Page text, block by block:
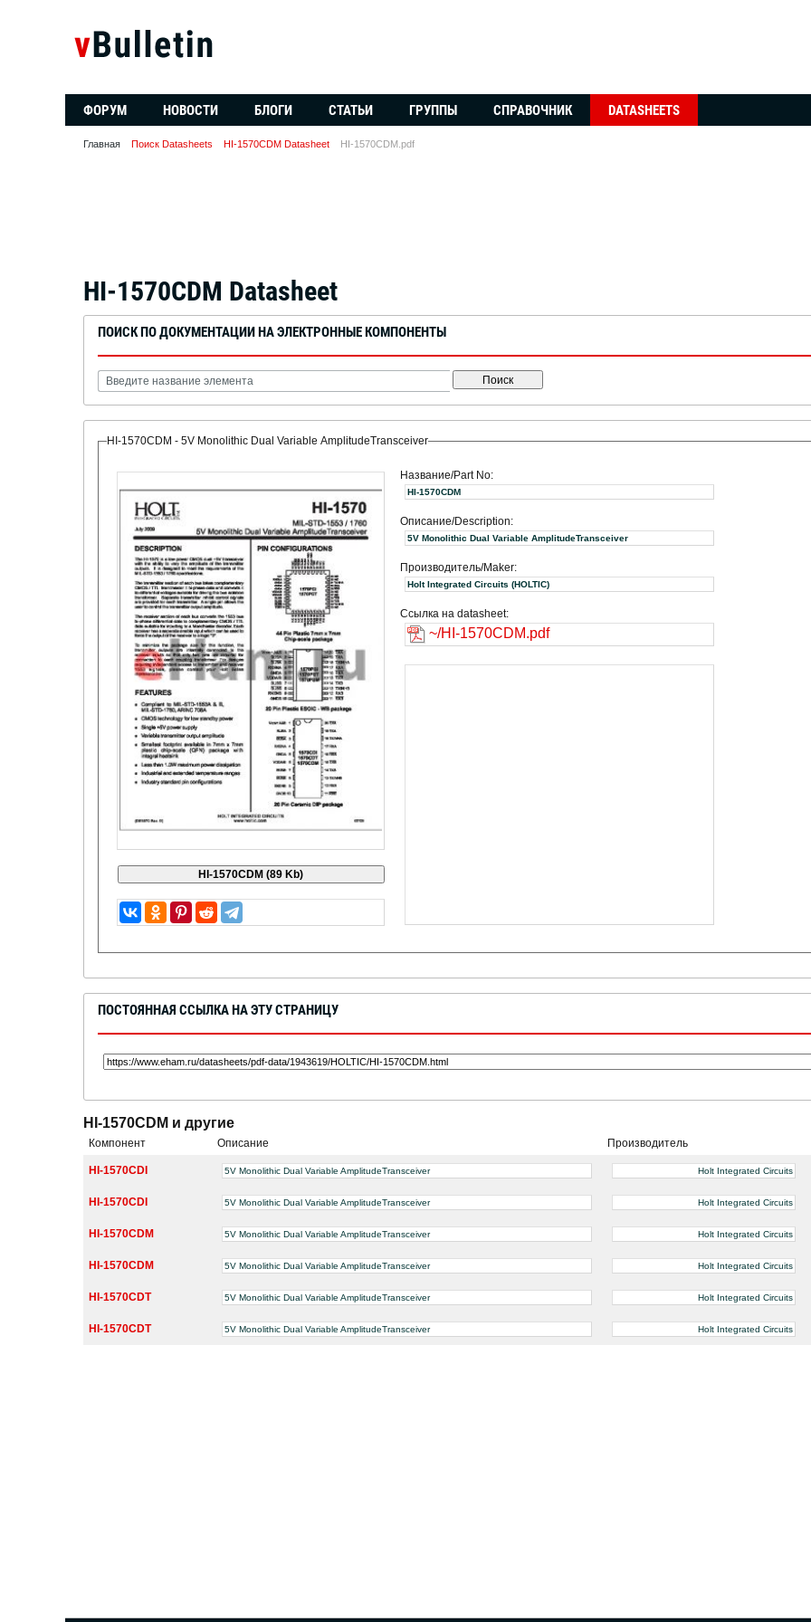
ФОРУМ НОВОСТИ БЛОГИ СТАТЬИ ГРУППЫ СПРАВОЧНИК DATASHEETS
Главная Поиск Datasheets HI-1570CDM Datasheet HI-1570CDM.pdf
HI-1570CDM Datasheet
ПОИСК ПО ДОКУМЕНТАЦИИ НА ЭЛЕКТРОННЫЕ КОМПОНЕНТЫ
Поиск
HI-1570CDM - 5V Monolithic Dual Variable AmplitudeTransceiver
Название/Part No:
HI-1570CDM
Описание/Description:
5V Monolithic Dual Variable AmplitudeTransceiver
Производитель/Maker:
Holt Integrated Circuits (HOLTIC)
Ссылка на datasheet:
~/HI-1570CDM.pdf
ПОСТОЯННАЯ ССЫЛКА НА ЭТУ СТРАНИЦУ
HI-1570CDM и другие
Компонент Описание Производитель
HI-1570CDI 5V Monolithic Dual Variable AmplitudeTransceiver Holt Integrated Circuits
HI-1570CDI 5V Monolithic Dual Variable AmplitudeTransceiver Holt Integrated Circuits
HI-1570CDM 5V Monolithic Dual Variable AmplitudeTransceiver Holt Integrated Circuits
HI-1570CDM 5V Monolithic Dual Variable AmplitudeTransceiver Holt Integrated Circuits
HI-1570CDT 5V Monolithic Dual Variable AmplitudeTransceiver Holt Integrated Circuits
HI-1570CDT 5V Monolithic Dual Variable AmplitudeTransceiver Holt Integrated Circuits